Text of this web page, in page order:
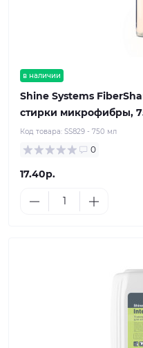
в наличии
Shine Systems
стирки микрофибры,
Код товара: SS829 - 750 мл
0
17.40р.